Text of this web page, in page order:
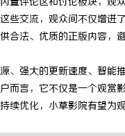
置评论区和讨论板块，
些交流，观众间不仅增进
合法、优质的正版内容
、强大的更新速度、智
而言，它不仅是一个观赏
续优化，小草影院有望
商标转让：专业转让流